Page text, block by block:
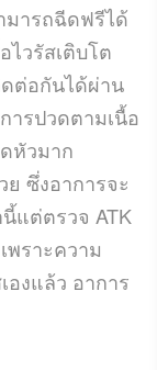
มารถฉีดฟรีได้
วรัสเติบโต
ต่อกันได้ผ่าน
ารปวดตามเนื้อ
หัวมาก
ย ซึ่งอาการจะ
แต่ตรวจ ATK
พราะความ
งแล้ว อาการ